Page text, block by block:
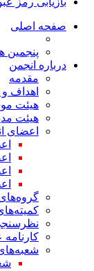
صفحه اصلی
پنجمین
درباره انجمن
مقدمه
اهداف و
هیئت
هیئت
اعضای
گروه‌های
نظرسنجی
کارنامه
شعبه‌های